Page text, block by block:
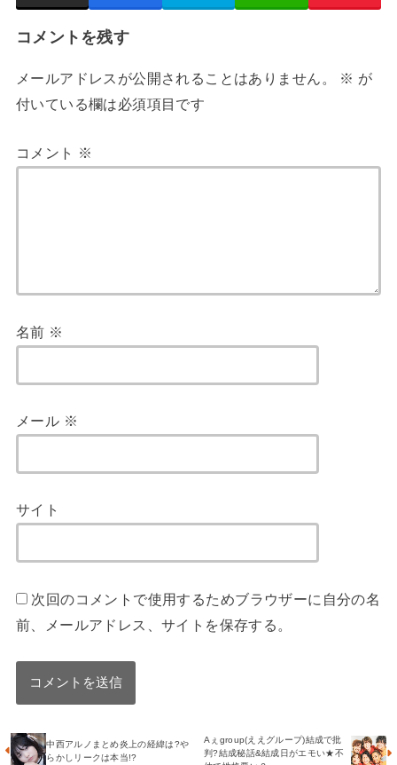
コメントを残す
メールアドレスが公開されることはありません。 ※ が
付いている欄は必須項目です
コメント ※
名前 ※
メール ※
サイト
次回のコメントで使用するためブラウザーに自分の名
前、メールアドレス、サイトを保存する。
中西アルノまとめ炎上の経緯は?や
らかしリークは本当!?
Aぇgroup(ええグループ)結成で批
判?結成秘話&結成日がエモい★不